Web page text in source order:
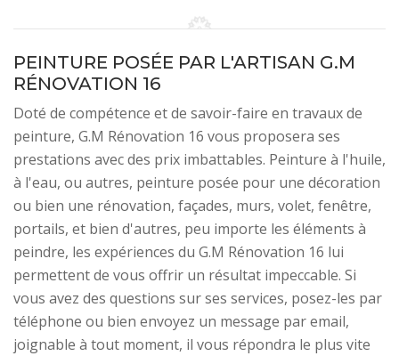
PEINTURE POSÉE PAR L'ARTISAN G.M
RÉNOVATION 16
Doté de compétence et de savoir-faire en travaux de
peinture, G.M Rénovation 16 vous proposera ses
prestations avec des prix imbattables. Peinture à l'huile,
à l'eau, ou autres, peinture posée pour une décoration
ou bien une rénovation, façades, murs, volet, fenêtre,
portails, et bien d'autres, peu importe les éléments à
peindre, les expériences du G.M Rénovation 16 lui
permettent de vous offrir un résultat impeccable. Si
vous avez des questions sur ses services, posez-les par
téléphone ou bien envoyez un message par email,
joignable à tout moment, il vous répondra le plus vite